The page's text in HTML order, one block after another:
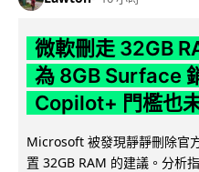
微軟刪走 32GB
為 8GB Surface
Copilot+ 門檻也
Microsoft 被發現靜靜刪除官
置 32GB RAM 的建議。分析